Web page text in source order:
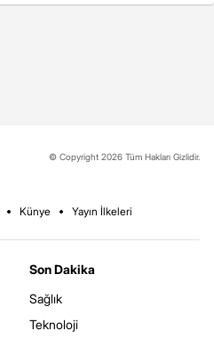
© Copyright 2026 Tüm Hakları Gizlidir.
Künye Yayın İlkeleri
Son Dakika
Sağlık
Teknoloji